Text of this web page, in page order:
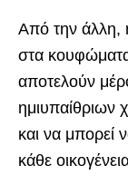
Από την άλλη,
στα κουφώματα
αποτελούν
ημιυπαίθριων
και να μπορεί
κάθε